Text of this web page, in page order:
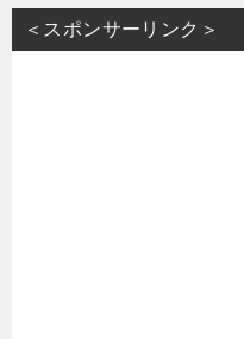
＜スポンサーリンク＞